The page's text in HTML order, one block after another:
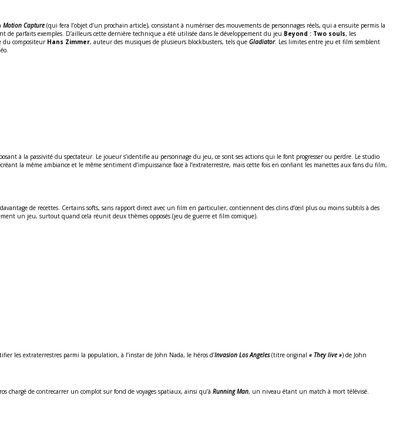
Motion Capture (qui fera l’objet d’un prochain article), consistant à numériser des mouvements de personnages réels, qui a ensuite permis la
de parfaits exemples. D’ailleurs cette dernière technique a été utilisée dans le développement du jeu Beyond : Two souls, les
du compositeur Hans Zimmer, auteur des musiques de plusieurs blockbusters, tels que Gladiator. Les limites entre jeu et film semblent
à la passivité du spectateur. Le joueur s’identifie au personnage du jeu, ce sont ses actions qui le font progresser ou perdre. Le studio
la même ambiance et le même sentiment d’impuissance face à l’extraterrestre, mais cette fois en confiant les manettes aux fans du film,
de recettes. Certains softs, sans rapport direct avec un film en particulier, contiennent des clins d’œil plus ou moins subtils à des
un jeu, surtout quand cela réunit deux thèmes opposés (jeu de guerre et film comique).
les extraterrestres parmi la population, à l’instar de John Nada, le héros d’Invasion Los Angeles(titre original « They live ») de John
chargé de contrecarrer un complot sur fond de voyages spatiaux, ainsi qu’à Running Man, un niveau étant un match à mort télévisé.